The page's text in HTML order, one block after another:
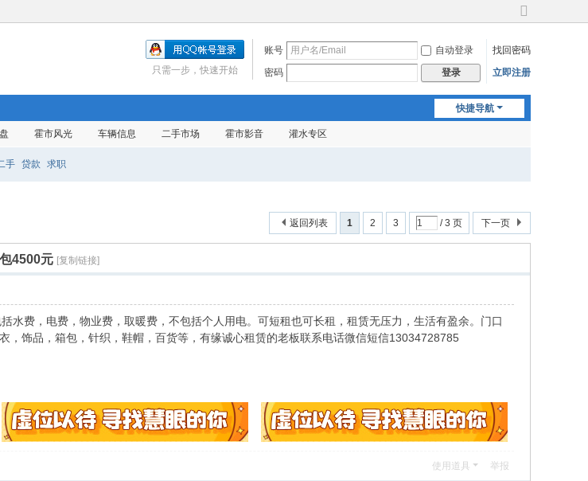
切
到
宽
账号 自动登录
找回密码
密码
登录 立即注册
只需一步，快速开始
快捷导航
霍市风光 车辆信息 二手市场 霍市影音 灌水专区
手 贷款 求职
1 2 3 / 3 页 下一页
返回列表
4500元 [复制链接]
水费，电费，物业费，取暖费，不包括个人用电。可短租也可长租，租赁无压力，生活有盈余。门口
，饰品，箱包，针织，鞋帽，百货等，有缘诚心租赁的老板联系电话微信短信13034728785
使用道具 举报